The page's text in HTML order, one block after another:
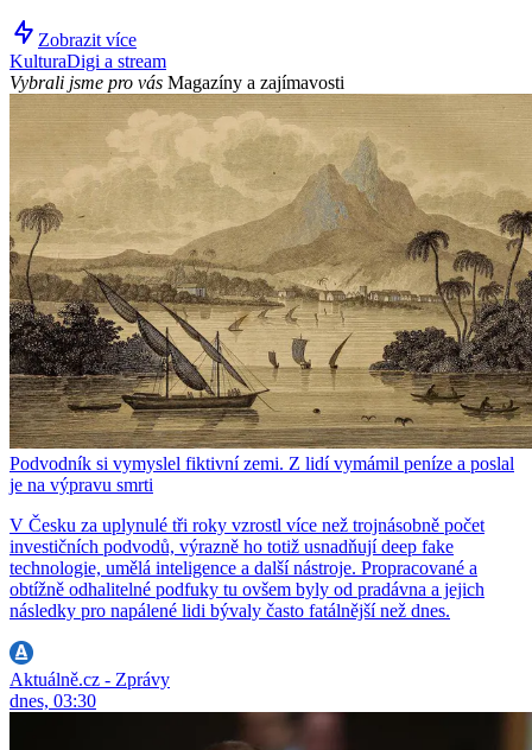
Zobrazit více
KulturaDigi a stream
Vybrali jsme pro vás Magazíny a zajímavosti
Podvodník si vymyslel fiktivní zemi. Z lidí vymámil peníze a poslal
je na výpravu smrti
V Česku za uplynulé tři roky vzrostl více než trojnásobně počet
investičních podvodů, výrazně ho totiž usnadňují deep fake
technologie, umělá inteligence a další nástroje. Propracované a
obtížně odhalitelné podfuky tu ovšem byly od pradávna a jejich
následky pro napálené lidi bývaly často fatálnější než dnes.
Aktuálně.cz - Zprávy
dnes, 03:30